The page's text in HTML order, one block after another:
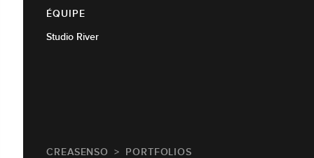
ÉQUIPE
Studio River
CREASENSO PORTFOLIOS